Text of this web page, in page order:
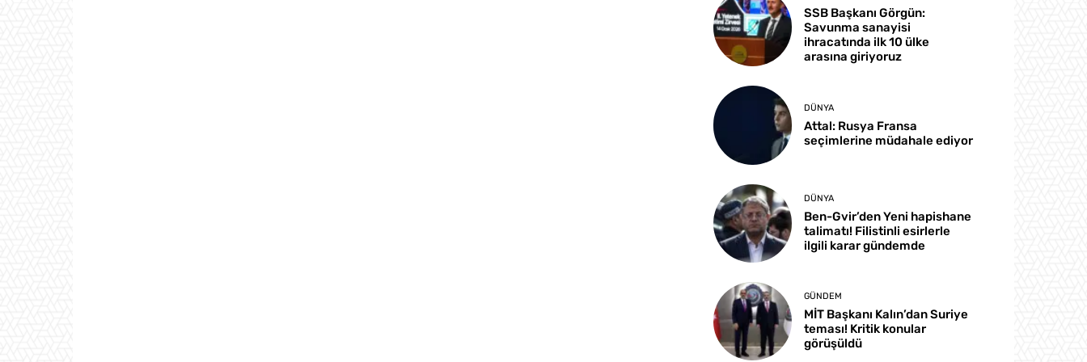
SSB Başkanı Görgün:
Savunma sanayisi
ihracatında ilk 10 ülke
arasına giriyoruz
DÜNYA
Attal: Rusya Fransa
seçimlerine müdahale ediyor
DÜNYA
Ben-Gvir’den Yeni hapishane
talimatı! Filistinli esirlerle
ilgili karar gündemde
GÜNDEM
MİT Başkanı Kalın’dan Suriye
teması! Kritik konular
görüşüldü